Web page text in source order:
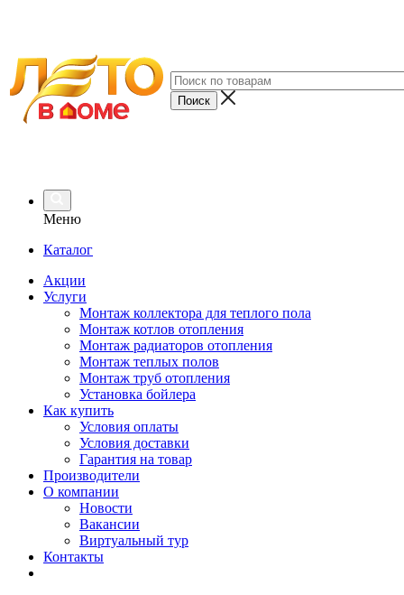
Меню
Каталог
Акции
Услуги
Монтаж коллектора для теплого пола
Монтаж котлов отопления
Монтаж радиаторов отопления
Монтаж теплых полов
Монтаж труб отопления
Установка бойлера
Как купить
Условия оплаты
Условия доставки
Гарантия на товар
Производители
О компании
Новости
Вакансии
Виртуальный тур
Контакты